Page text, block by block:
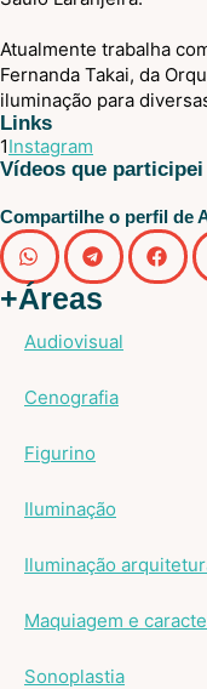
Atualmente trabalha
Fernanda Takai, da
iluminação para
Links
1Instagram
Vídeos que participei
Compartilhe o perfil de
+Áreas
Audiovisual
Cenografia
Figurino
Iluminação
Iluminação
Maquiagem e
Sonoplastia